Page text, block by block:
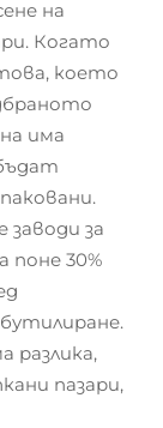
на
Когато
което
има
за
поне 30%
разлика,
пазари,